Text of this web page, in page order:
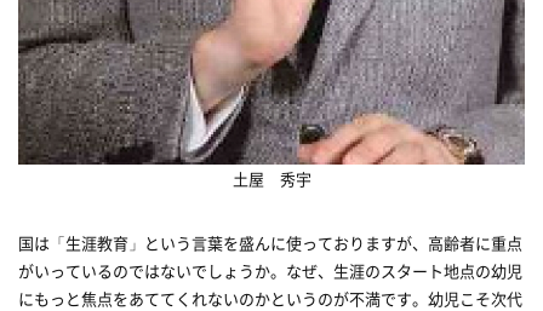
土屋 秀宇
国は「生涯教育」という言葉を盛んに使っておりますが、高齢者に重点
がいっているのではないでしょうか。なぜ、生涯のスタート地点の幼児
にもっと焦点をあててくれないのかというのが不満です。幼児こそ次代